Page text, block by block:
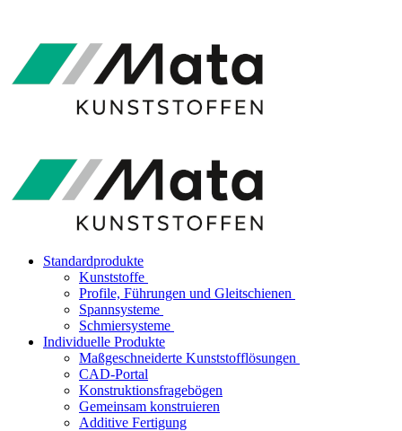
Standardprodukte
Kunststoffe
Profile, Führungen und Gleitschienen
Spannsysteme
Schmiersysteme
Individuelle Produkte
Maßgeschneiderte Kunststofflösungen
CAD-Portal
Konstruktionsfragebögen
Gemeinsam konstruieren
Additive Fertigung